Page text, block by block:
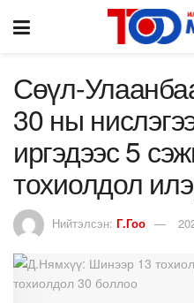
Сөүл-
30 ны
иргэдээс 5
тохиолдол
Нийтэлсэн: Г.Гоо